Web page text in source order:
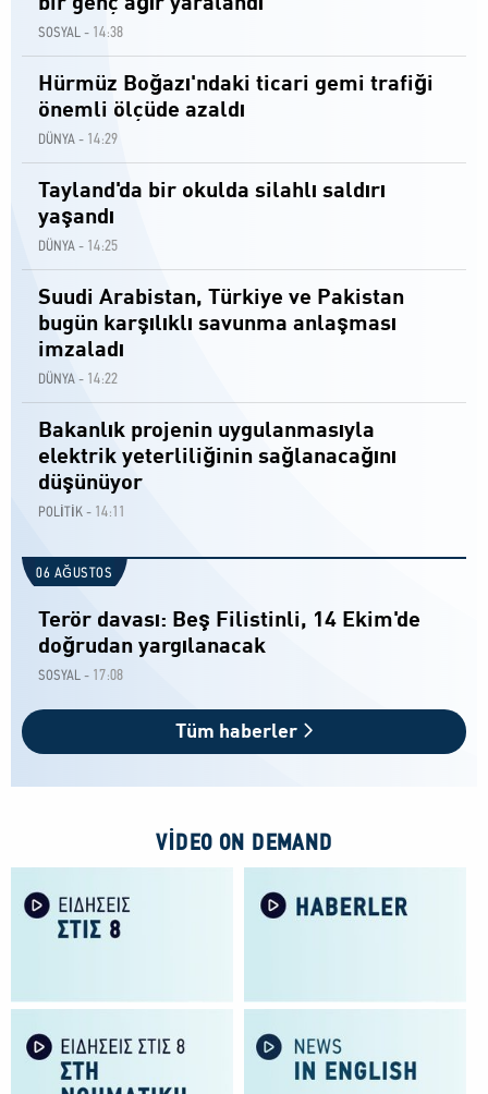
SOSYAL - 14:38
Hürmüz Boğazı'ndaki ticari gemi trafiği
önemli ölçüde azaldı
DÜNYA - 14:29
Tayland'da bir okulda silahlı saldırı
yaşandı
DÜNYA - 14:25
Suudi Arabistan, Türkiye ve Pakistan
bugün karşılıklı savunma anlaşması
imzaladı
DÜNYA - 14:22
Bakanlık projenin uygulanmasıyla
elektrik yeterliliğinin sağlanacağını
düşünüyor
POLİTİK - 14:11
06 AĞUSTOS
Terör davası: Beş Filistinli, 14 Ekim'de
doğrudan yargılanacak
SOSYAL - 17:08
Tüm haberler
VIDEO ON DEMAND